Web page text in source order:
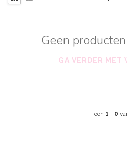
Geen
GA VERDER MET
Toon 1 - 0